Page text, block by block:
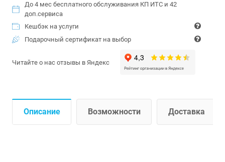
До 4 мес бесплатного обслуживания КП ИТС и 42
доп.сервиса
Кешбэк на услуги
Подарочный сертификат на выбор
Читайте о нас отзывы в Яндекс
Описание Возможности Доставка